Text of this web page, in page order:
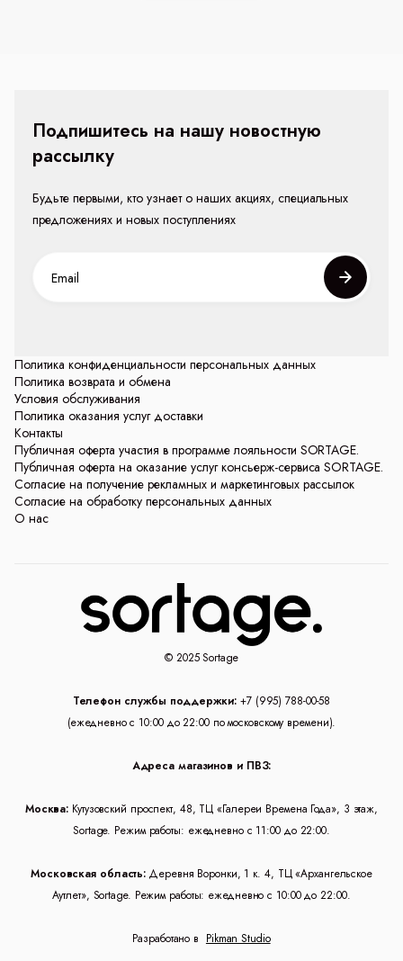
Политика конфиденциальности персональных данных
Политика возврата и обмена
Условия обслуживания
Политика оказания услуг доставки
Контакты
Публичная оферта участия в программе лояльности SORTAGE.
Публичная оферта на оказание услуг консьерж-сервиса SORTAGE.
Согласие на получение рекламных и маркетинговых рассылок
Согласие на обработку персональных данных
О нас
Подпишитесь на нашу новостную
рассылку
Будьте первыми, кто узнает о наших акциях, специальных
предложениях и новых поступлениях
© 2025 Sortage
Телефон службы поддержки: +7 (995) 788-00-58
(ежедневно с 10:00 до 22:00 по московскому времени).
Адреса магазинов и ПВЗ:
Москва: Кутузовский проспект, 48, ТЦ «Галереи Времена Года», 3 этаж,
Sortage. Режим работы: ежедневно с 11:00 до 22:00.
Московская область: Деревня Воронки, 1 к. 4, ТЦ «Архангельское
Аутлет», Sortage. Режим работы: ежедневно с 10:00 до 22:00.
Разработано в Pikman Studio